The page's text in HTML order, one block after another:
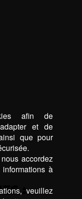
:
afin de
et de
que pour
accordez
à
veuillez